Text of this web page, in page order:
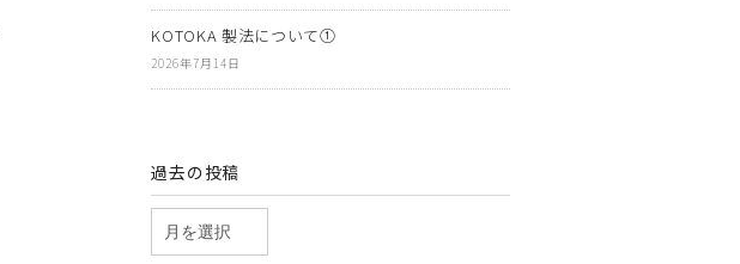
KOTOKA 製法について①
2026年7月14日
過去の投稿